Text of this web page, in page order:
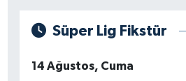
Süper Lig Fikstür
14 Ağustos, Cuma